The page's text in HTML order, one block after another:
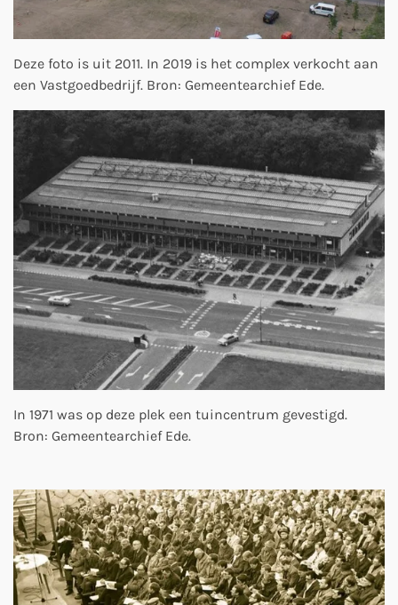
Deze foto is uit 2011. In 2019 is het complex verkocht aan
een Vastgoedbedrijf. Bron: Gemeentearchief Ede.
In 1971 was op deze plek een tuincentrum gevestigd.
Bron: Gemeentearchief Ede.